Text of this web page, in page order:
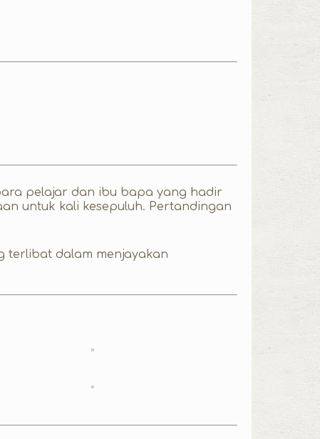
para pelajar dan ibu bapa yang hadir
untuk kali kesepuluh. Pertandingan
terlibat dalam menjayakan